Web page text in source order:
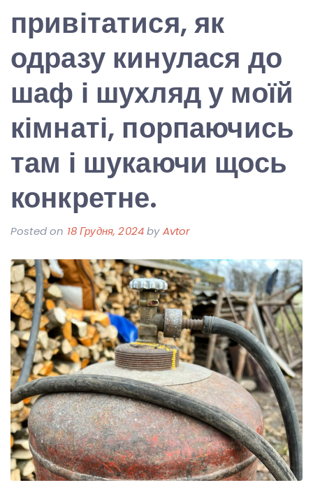
привітатися, як
одразу кинулася до
шаф і шухляд у моїй
кімнаті, порпаючись
там і шукаючи щось
конкретне.
Posted on 18 Грудня, 2024byAvtor